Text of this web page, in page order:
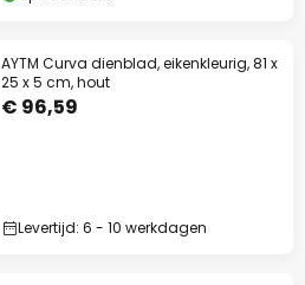
AYTM Curva dienblad, eikenkleurig, 81 x
25 x 5 cm, hout
€ 96,59
Levertijd: 6 - 10 werkdagen